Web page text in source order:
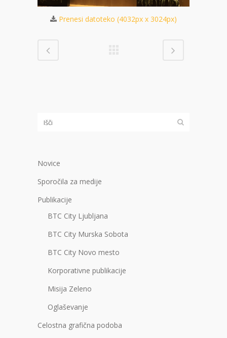
Prenesi datoteko (4032px x 3024px)
Novice
Sporočila za medije
Publikacije
BTC City Ljubljana
BTC City Murska Sobota
BTC City Novo mesto
Korporativne publikacije
Misija Zeleno
Oglaševanje
Celostna grafična podoba